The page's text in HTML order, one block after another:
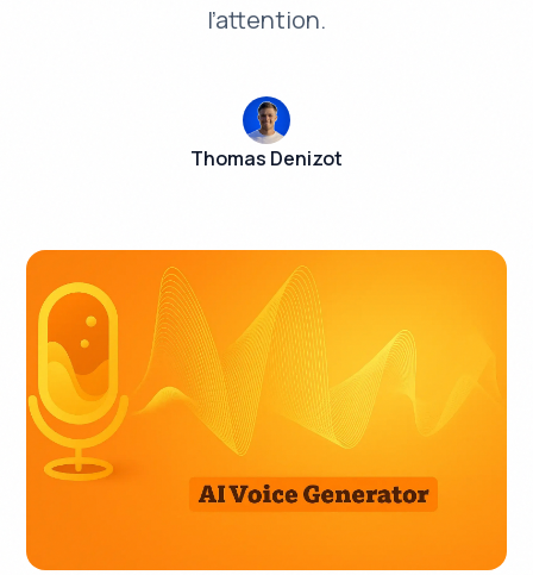
l’attention.
Thomas Denizot